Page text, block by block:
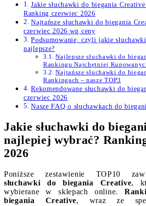
Jakie słuchawki do biegania
Ranking czerwiec 2026
Najtańsze słuchawki do biegania
czerwiec 2026 wg ceny
Podsumowanie, czyli jakie
najlepsze?
Najlepsze słuchawki do
Rankingu Najchętniej
Najtańsze słuchawki do
Rankingach – nasze TOP3
Rekomendowane słuchawki do
czerwiec 2026
Nasze FAQ o słuchawkach do
Jakie słuchawki do
najlepiej wybrać?
2026
Poniższe zestawienie TOP10
słuchawki do biegania Creative,
wybierane w sklepach online.
biegania Creative, wraz ze